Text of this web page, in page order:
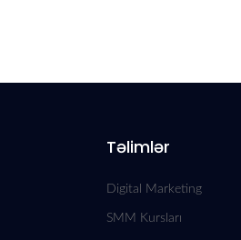
Təlimlər
Digital Marketing
SMM Kursları